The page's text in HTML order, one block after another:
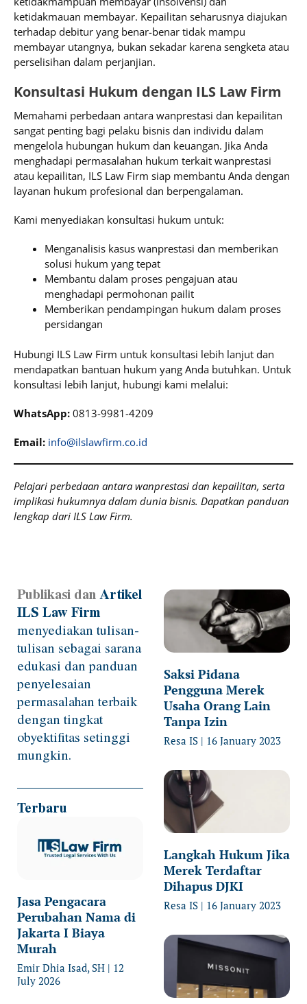
ketidakmauan membayar. Kepailitan seharusnya diajukan
terhadap debitur yang benar-benar tidak mampu
membayar utangnya, bukan sekadar karena sengketa atau
perselisihan dalam perjanjian.
Konsultasi Hukum dengan ILS Law Firm
Memahami perbedaan antara wanprestasi dan kepailitan
sangat penting bagi pelaku bisnis dan individu dalam
mengelola hubungan hukum dan keuangan. Jika Anda
menghadapi permasalahan hukum terkait wanprestasi
atau kepailitan, ILS Law Firm siap membantu Anda dengan
layanan hukum profesional dan berpengalaman.
Kami menyediakan konsultasi hukum untuk:
Menganalisis kasus wanprestasi dan memberikan
solusi hukum yang tepat
Membantu dalam proses pengajuan atau
menghadapi permohonan pailit
Memberikan pendampingan hukum dalam proses
persidangan
Hubungi ILS Law Firm untuk konsultasi lebih lanjut dan
mendapatkan bantuan hukum yang Anda butuhkan. Untuk
konsultasi lebih lanjut, hubungi kami melalui:
WhatsApp: 0813-9981-4209
Email: info@ilslawfirm.co.id
Pelajari perbedaan antara wanprestasi dan kepailitan, serta
implikasi hukumnya dalam dunia bisnis. Dapatkan panduan
lengkap dari ILS Law Firm.
Publikasi danArtikel
ILS Law Firm
menyediakan tulisan-
tulisan sebagai sarana
edukasi dan panduan
penyelesaian
permasalahan terbaik
dengan tingkat
obyektifitas setinggi
mungkin.
Terbaru
Jasa Pengacara
Perubahan Nama di
Jakarta I Biaya
Murah
Emir Dhia Isad, SH
12
July 2026
Saksi Pidana
Pengguna Merek
Usaha Orang Lain
Tanpa Izin
Resa IS 16 January 2023
Langkah Hukum Jika
Merek Terdaftar
Dihapus DJKI
Resa IS 16 January 2023
PagePagePage